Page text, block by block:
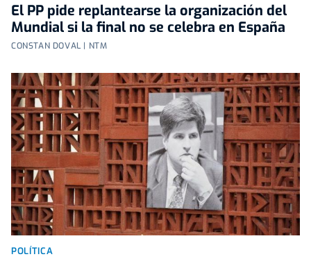
El PP pide replantearse la organización del
Mundial si la final no se celebra en España
CONSTAN DOVAL | NTM
POLÍTICA